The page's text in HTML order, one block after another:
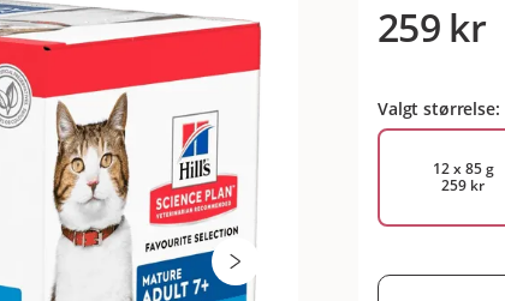
259 kr
Valgt størrelse:
12 x 85 g
259 kr